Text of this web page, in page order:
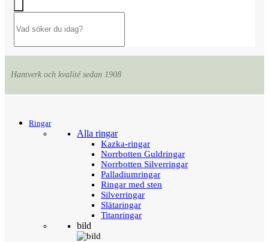
Hantverk och kvalité sedan 1908
Ringar
Alla ringar
Kazka-ringar
Norrbotten Guldringar
Norrbotten Silverringar
Palladiumringar
Ringar med sten
Silverringar
Slätaringar
Titanringar
bild